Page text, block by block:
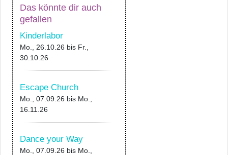
Das könnte dir auch
gefallen
Kinderlabor
Mo., 26.10.26 bis Fr.,
30.10.26
Escape Church
Mo., 07.09.26 bis Mo.,
16.11.26
Dance your Way
Mo., 07.09.26 bis Mo.,